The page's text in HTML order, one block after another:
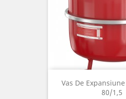
Vas De
80/1,5